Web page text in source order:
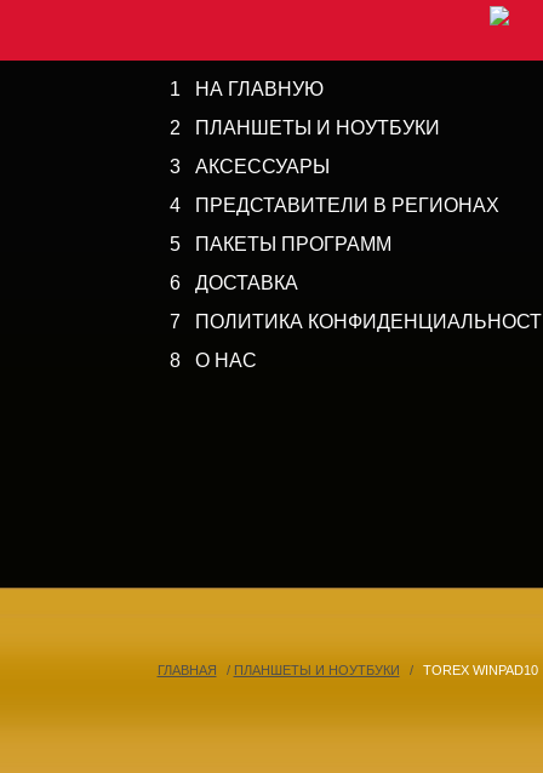
1 НА ГЛАВНУЮ
2 ПЛАНШЕТЫ И НОУТБУКИ
3 АКСЕССУАРЫ
4 ПРЕДСТАВИТЕЛИ В РЕГИОНАХ
5 ПАКЕТЫ ПРОГРАММ
6 ДОСТАВКА
7 ПОЛИТИКА
8 О НАС
ГЛАВНАЯ / ПЛАНШЕТЫ И НОУТБУКИ / TOREX WINPAD10